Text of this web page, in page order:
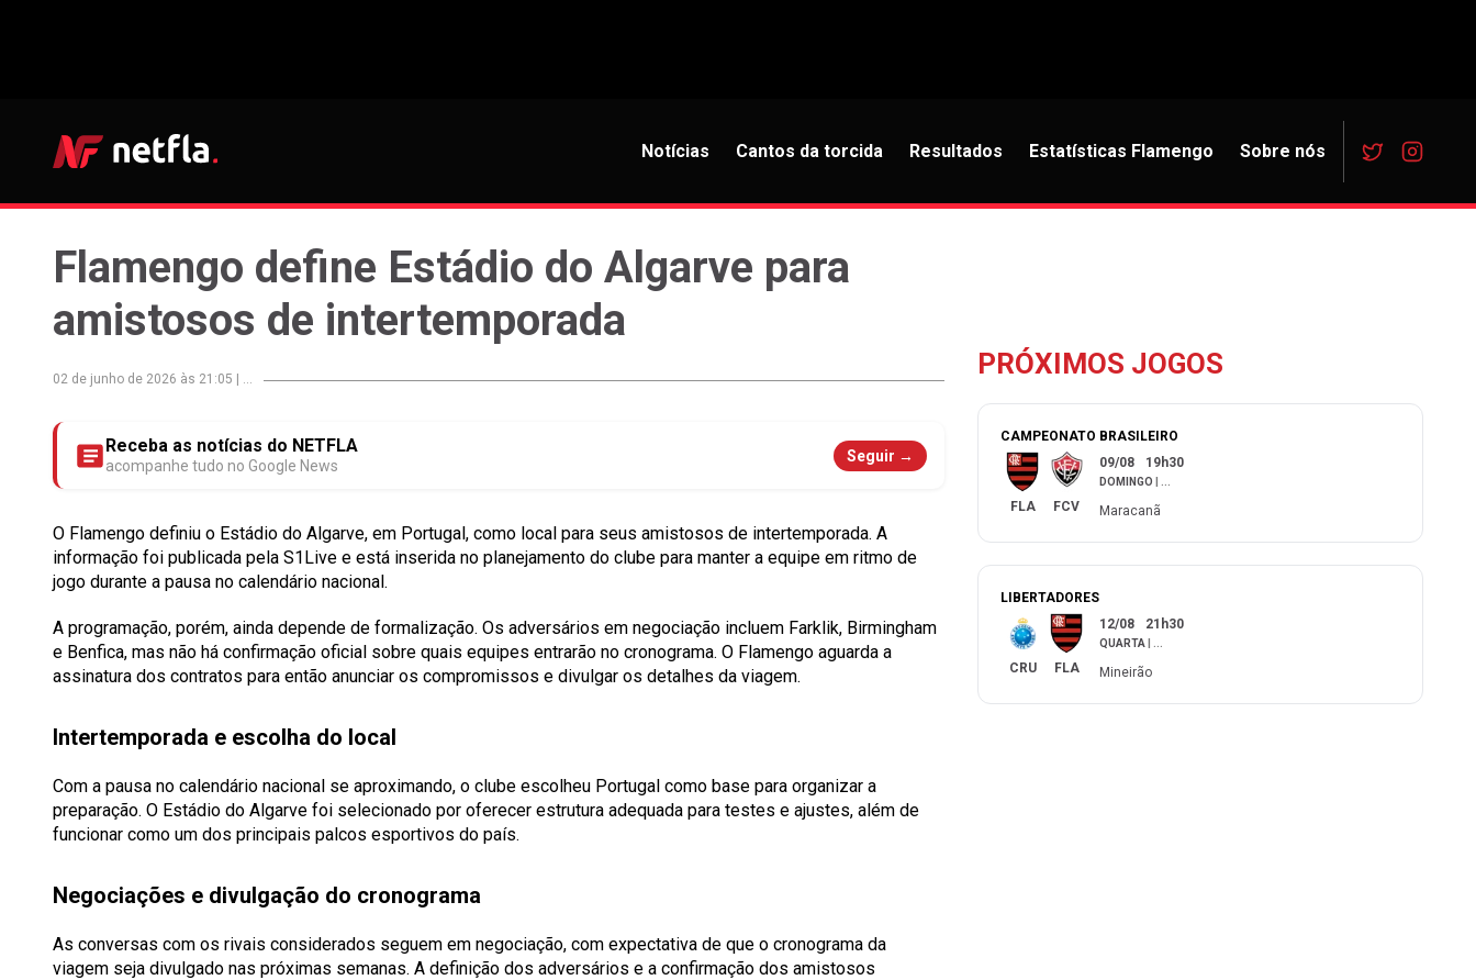
Notícias Cantos da torcida Resultados Estatísticas Flamengo Sobre nós
Flamengo define Estádio do Algarve para
amistosos de intertemporada
02 de junho de 2026 às 21:05 ...
Receba as notícias do NETFLA
acompanhe tudo no Google News
Seguir →
O Flamengo definiu o Estádio do Algarve, em Portugal, como local para seus amistosos de intertemporada. A
informação foi publicada pela S1Live e está inserida no planejamento do clube para manter a equipe em ritmo de
jogo durante a pausa no calendário nacional.
A programação, porém, ainda depende de formalização. Os adversários em negociação incluem Farklik, Birmingham
e Benfica, mas não há confirmação oficial sobre quais equipes entrarão no cronograma. O Flamengo aguarda a
assinatura dos contratos para então anunciar os compromissos e divulgar os detalhes da viagem.
Intertemporada e escolha do local
Com a pausa no calendário nacional se aproximando, o clube escolheu Portugal como base para organizar a
preparação. O Estádio do Algarve foi selecionado por oferecer estrutura adequada para testes e ajustes, além de
funcionar como um dos principais palcos esportivos do país.
Negociações e divulgação do cronograma
As conversas com os rivais considerados seguem em negociação, com expectativa de que o cronograma da
viagem seja divulgado nas próximas semanas. A definição dos adversários e a confirmação dos amistosos
PRÓXIMOS JOGOS
CAMPEONATO BRASILEIRO
FLA FCV
09/08 19h30
DOMINGO
Maracanã
LIBERTADORES
CRU FLA
12/08 21h30
QUARTA
Mineirão